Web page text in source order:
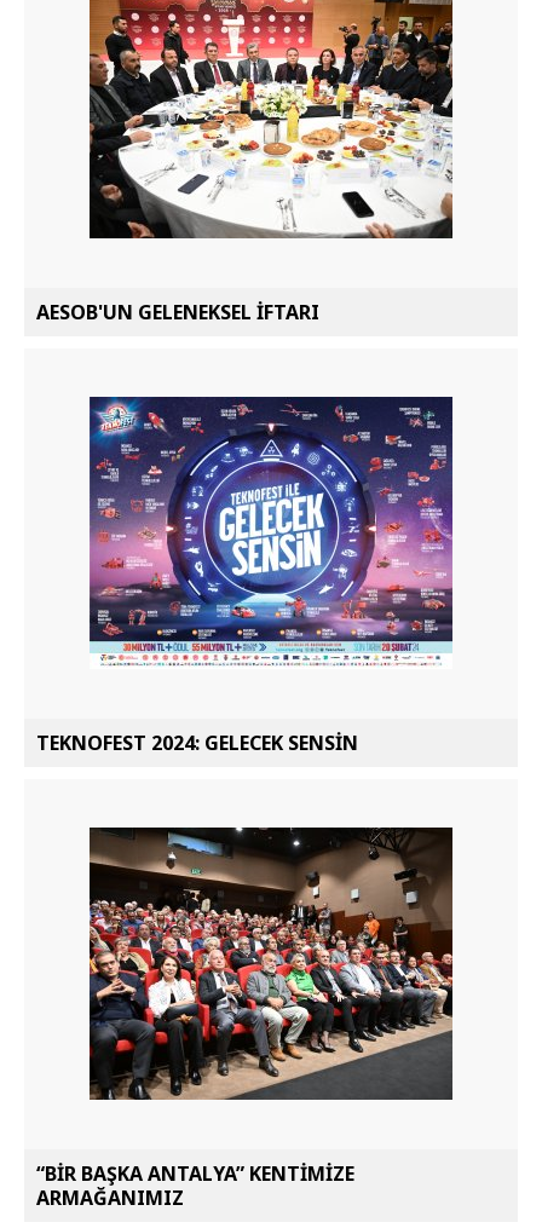
AESOB'UN GELENEKSEL İFTARI
TEKNOFEST 2024: GELECEK SENSİN
“BİR BAŞKA ANTALYA” KENTİMİZE
ARMAĞANIMIZ